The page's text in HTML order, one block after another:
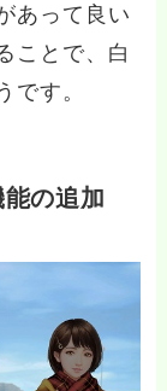
あって良い
ことで、白
です。
の追加